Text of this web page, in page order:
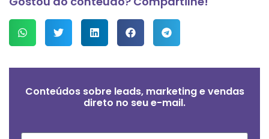
Conteúdos sobre leads, marketing e vendas
direto no seu e-mail.